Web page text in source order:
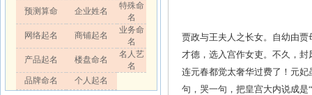
预测算命
企业姓名
特殊命
名
网络起名
商铺起名
业务命
名
产品起名
楼盘命名
名人艺
名
品牌命名
个人起名
贾政与王夫人之长女。自幼由
才德，选入宫作女吏。不久，
连元春都觉太奢华过费了！元
句，哭一句，把皇宫大内说成